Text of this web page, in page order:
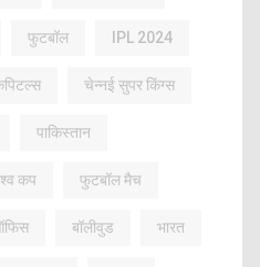
फुटबॉल IPL 2024
चेन्नई सुपर किंग्स
पाकिस्तान
कप फुटबॉल मैच
बॉलीवुड भारत